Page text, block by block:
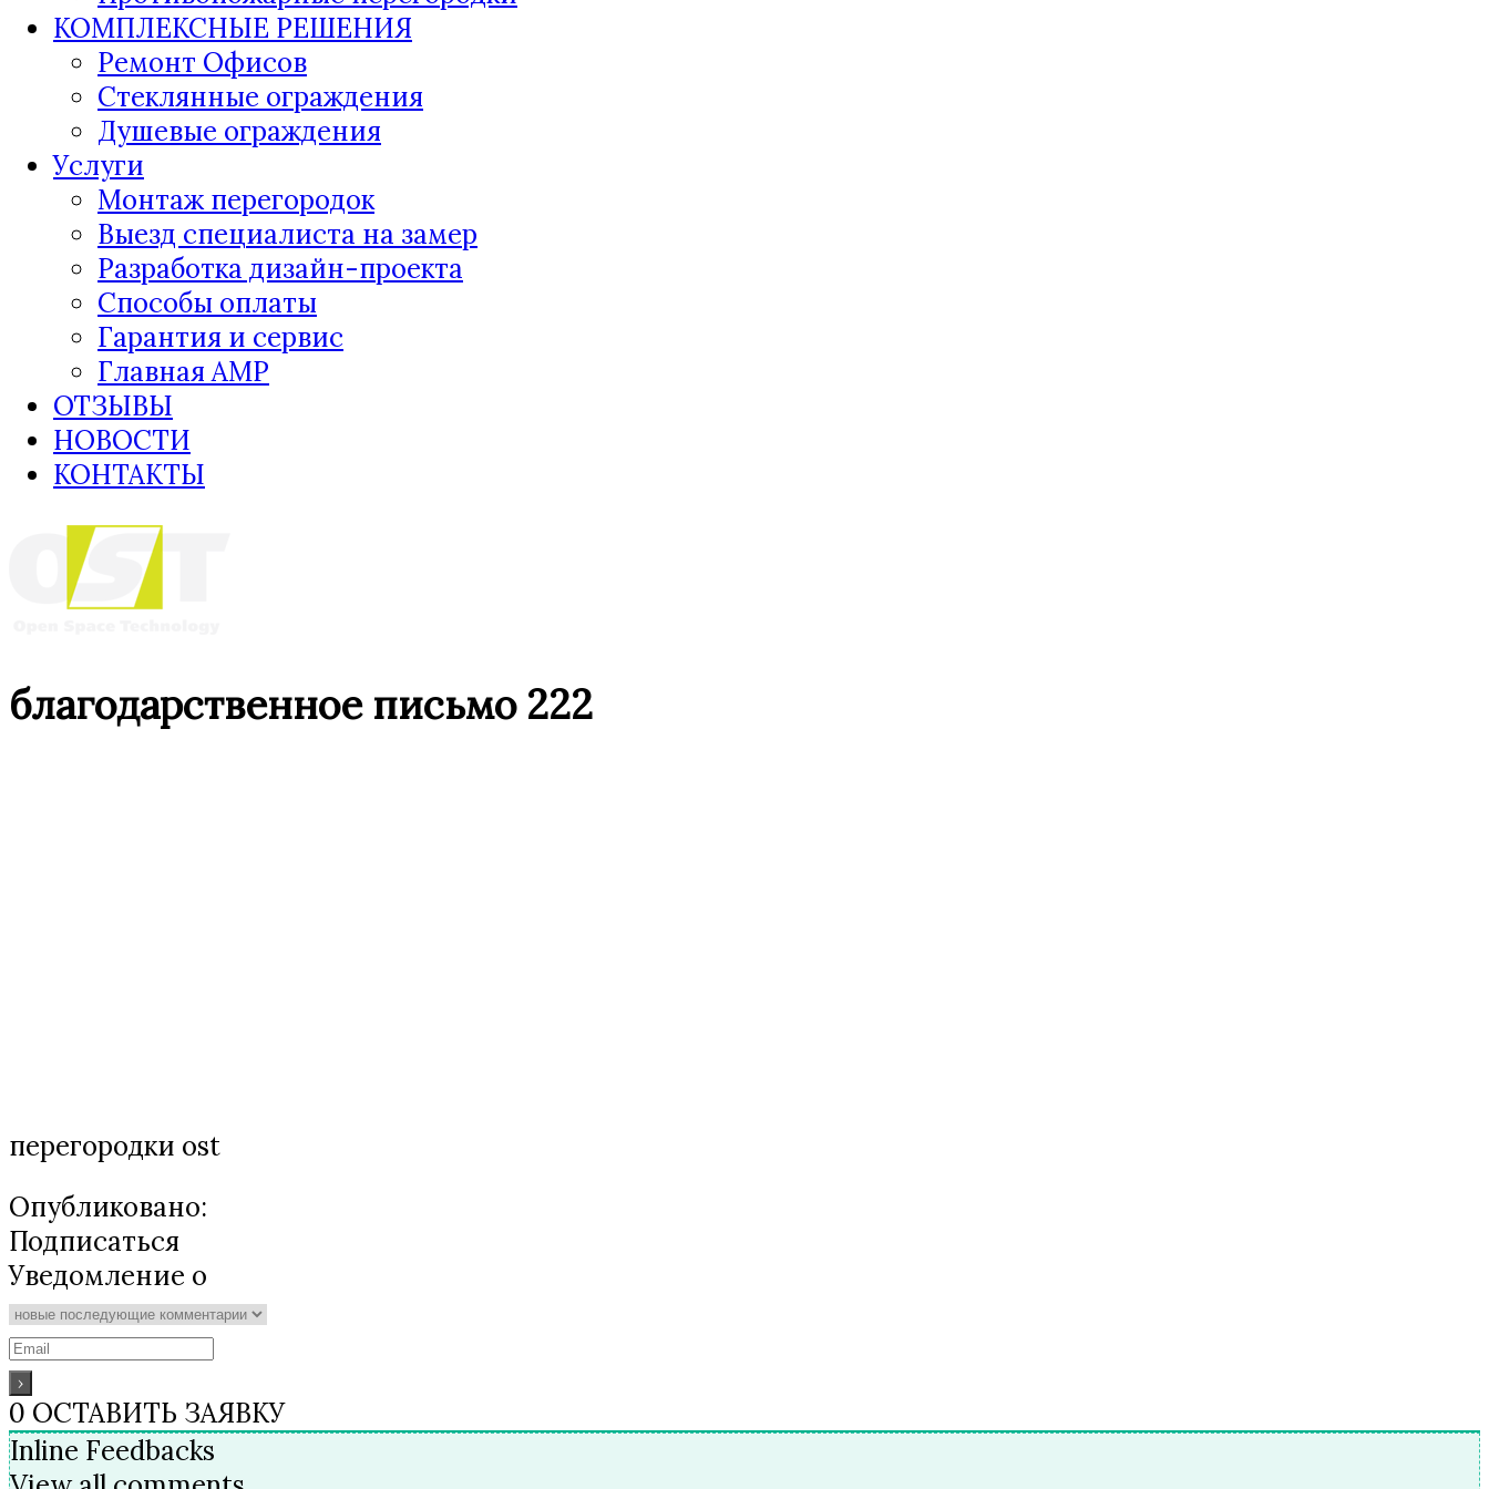
КОМПЛЕКСНЫЕ РЕШЕНИЯ
Ремонт Офисов
Стеклянные ограждения
Душевые ограждения
Услуги
Монтаж перегородок
Выезд специалиста на замер
Разработка дизайн-проекта
Способы оплаты
Гарантия и сервис
Главная AMP
ОТЗЫВЫ
НОВОСТИ
КОНТАКТЫ
благодарственное письмо 222
перегородки ost
Опубликовано:
Подписаться
Уведомление о
0 ОСТАВИТЬ ЗАЯВКУ
Inline Feedbacks